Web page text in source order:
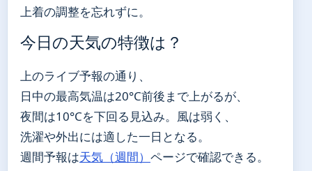
上着の調整を忘れずに。
今日の天気の特徴は？
上のライブ予報の通り、
日中の最高気温は20°C前後まで上がるが、
夜間は10°Cを下回る見込み。風は弱く、
洗濯や外出には適した一日となる。
週間予報は天気（週間） ページで確認できる。